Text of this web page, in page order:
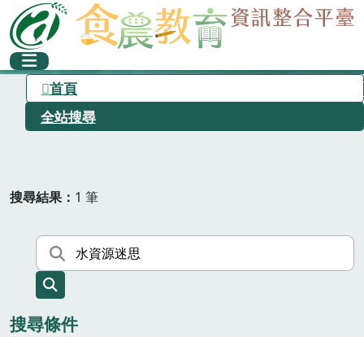
首頁
全站搜尋
搜尋結果 1 筆
搜尋條件